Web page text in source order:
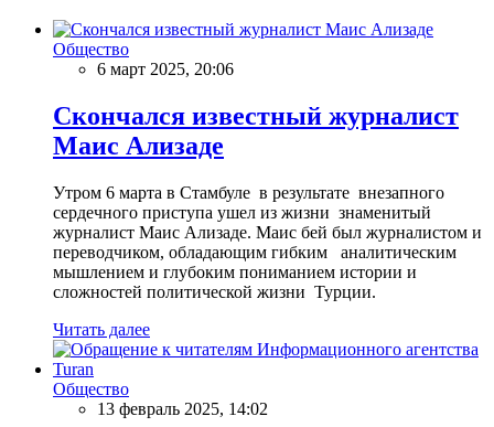
Общество
6 март 2025, 20:06
Скончался известный журналист
Маис Ализаде
Утром 6 марта в Стамбуле в результате внезапного
сердечного приступа ушел из жизни знаменитый
журналист Маис Ализаде. Маис бей был журналистом и
переводчиком, обладающим гибким аналитическим
мышлением и глубоким пониманием истории и
сложностей политической жизни Турции.
Читать далее
Общество
13 февраль 2025, 14:02